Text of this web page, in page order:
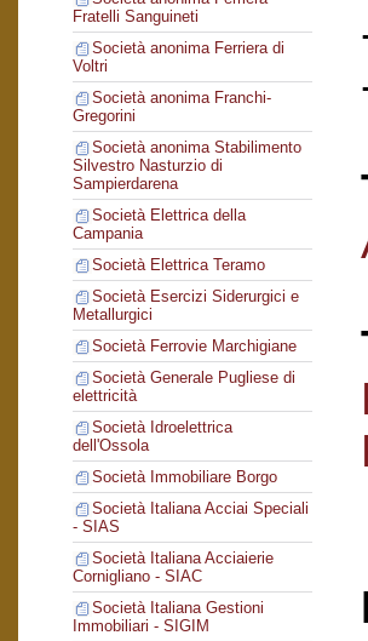
Fratelli Sanguineti
Società anonima Ferriera di
Voltri
Società anonima Franchi-
Gregorini
Società anonima Stabilimento
Silvestro Nasturzio di
Sampierdarena
Società Elettrica della
Campania
Società Elettrica Teramo
Società Esercizi Siderurgici e
Metallurgici
Società Ferrovie Marchigiane
Società Generale Pugliese di
elettricità
Società Idroelettrica
dell'Ossola
Società Immobiliare Borgo
Società Italiana Acciai Speciali
- SIAS
Società Italiana Acciaierie
Cornigliano - SIAC
Società Italiana Gestioni
Immobiliari - SIGIM